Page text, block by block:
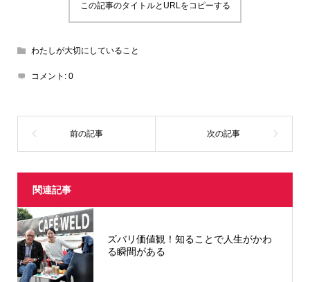
この記事のタイトルとURLをコピーする
わたしが大切にしていること
コメント: 0
関連記事
ズバリ価値観！知ることで人生がかわ
る瞬間がある